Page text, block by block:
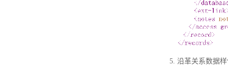
5. 沿革关系数据